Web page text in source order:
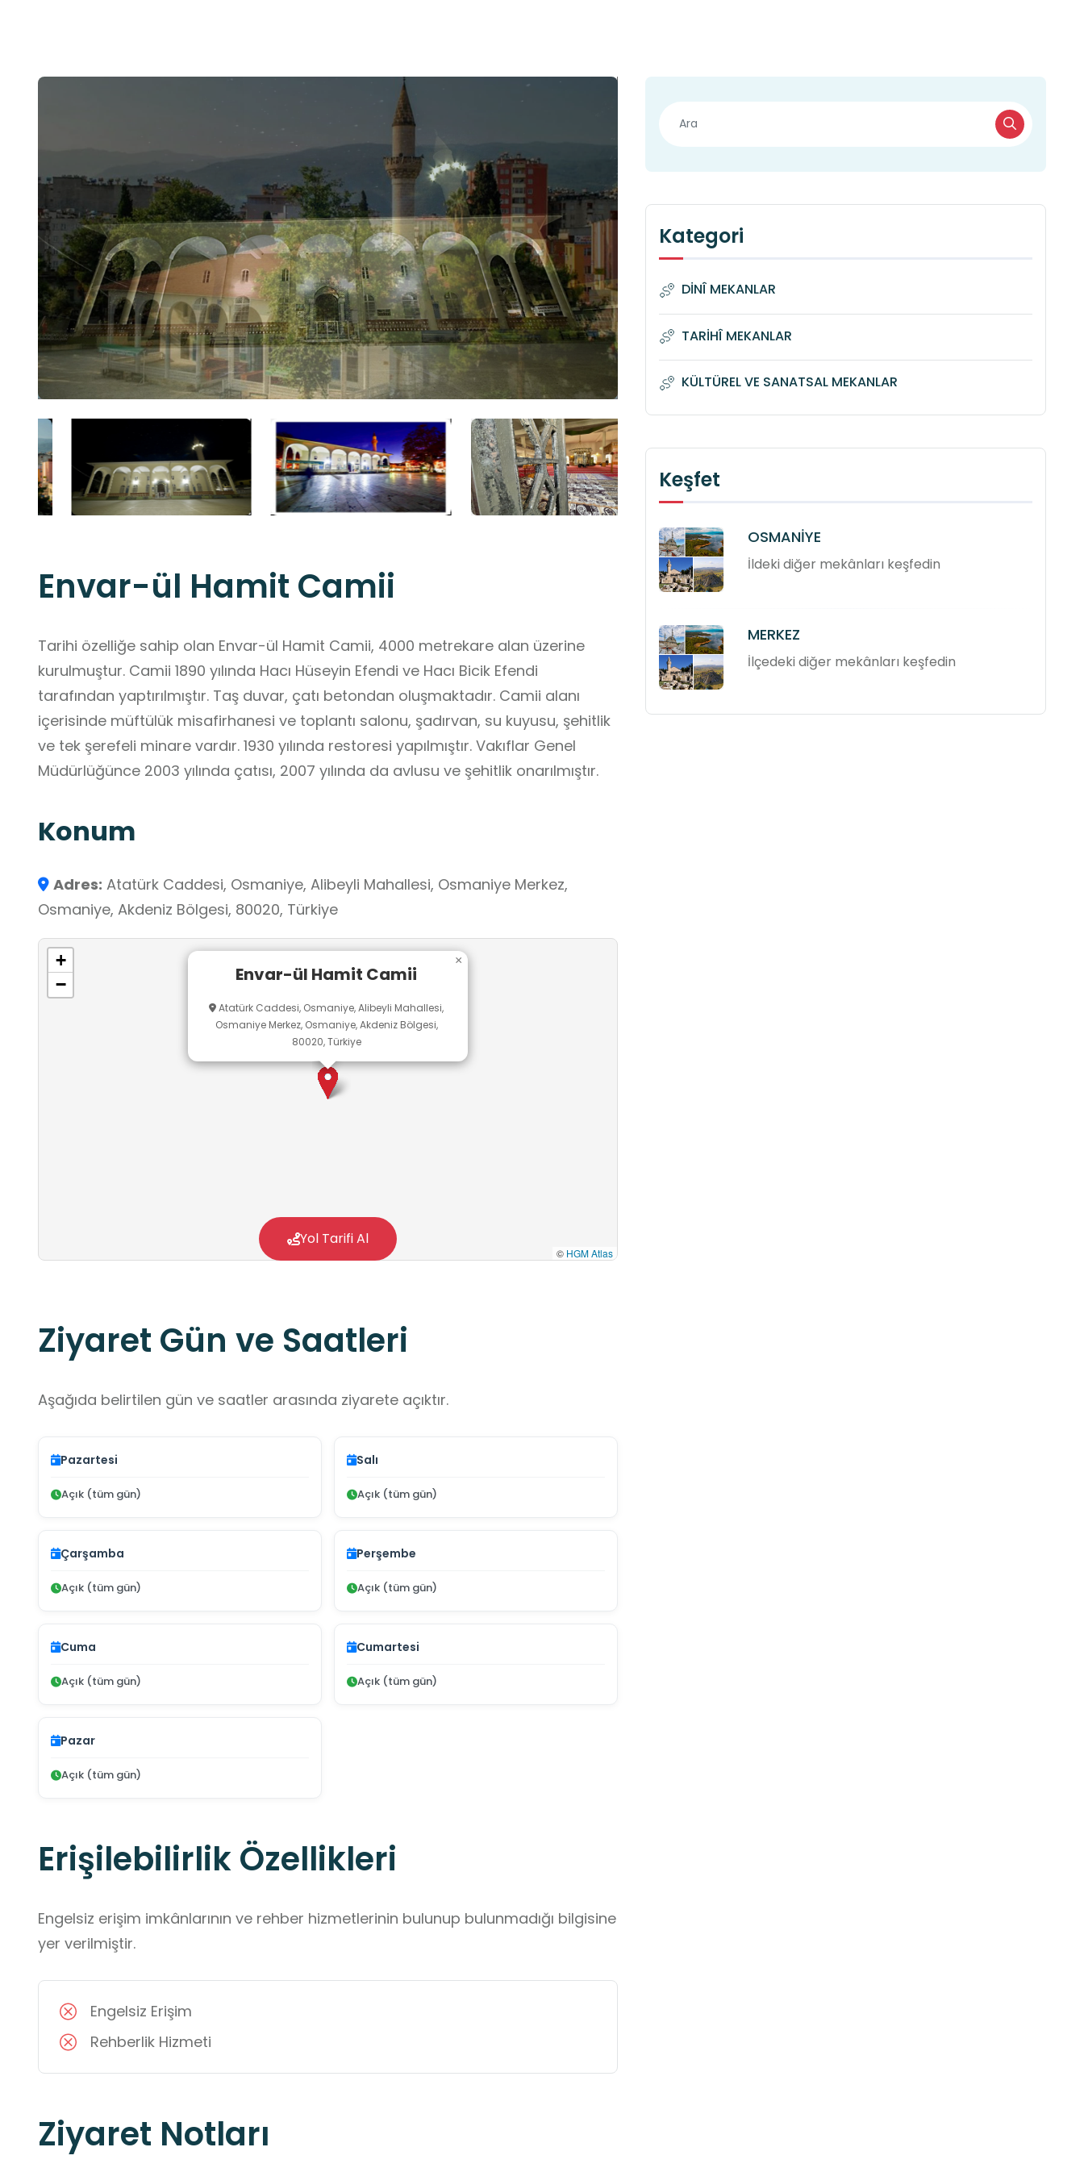
Envar-ül Hamit Camii
Tarihi özelliğe sahip olan Envar-ül Hamit Camii, 4000 metrekare alan üzerine
kurulmuştur. Camii 1890 yılında Hacı Hüseyin Efendi ve Hacı Bicik Efendi
tarafından yaptırılmıştır. Taş duvar, çatı betondan oluşmaktadır. Camii alanı
içerisinde müftülük misafirhanesi ve toplantı salonu, şadırvan, su kuyusu, şehitlik
ve tek şerefeli minare vardır. 1930 yılında restoresi yapılmıştır. Vakıflar Genel
Müdürlüğünce 2003 yılında çatısı, 2007 yılında da avlusu ve şehitlik onarılmıştır.
Konum
Adres: Atatürk Caddesi, Osmaniye, Alibeyli Mahallesi, Osmaniye Merkez,
Osmaniye, Akdeniz Bölgesi, 80020, Türkiye
Envar-ül Hamit Camii
Atatürk Caddesi, Osmaniye, Alibeyli Mahallesi,
Osmaniye Merkez, Osmaniye, Akdeniz Bölgesi,
80020, Türkiye
×
+
−
© HGM Atlas
Yol Tarifi Al
Ziyaret Gün ve Saatleri
Aşağıda belirtilen gün ve saatler arasında ziyarete açıktır.
Pazartesi
Açık (tüm gün)
Salı
Açık (tüm gün)
Çarşamba
Açık (tüm gün)
Perşembe
Açık (tüm gün)
Cuma
Açık (tüm gün)
Cumartesi
Açık (tüm gün)
Pazar
Açık (tüm gün)
Erişilebilirlik Özellikleri
Engelsiz erişim imkânlarının ve rehber hizmetlerinin bulunup bulunmadığı bilgisine
yer verilmiştir.
Engelsiz Erişim
Rehberlik Hizmeti
Ziyaret Notları
Kategori
DİNÎ MEKANLAR
TARİHÎ MEKANLAR
KÜLTÜREL VE SANATSAL MEKANLAR
Keşfet
OSMANİYE
İldeki diğer mekânları keşfedin
MERKEZ
İlçedeki diğer mekânları keşfedin